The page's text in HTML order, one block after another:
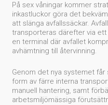
På sex våningar kommer
inkastluckor göra det
att slänga avfallssäckar.
transporteras därefter via
en terminal där avfallet
avhämtning till återvinning.
Genom det nya systemet
form av färre interna
manuell hantering, samt
arbetsmiljömässiga